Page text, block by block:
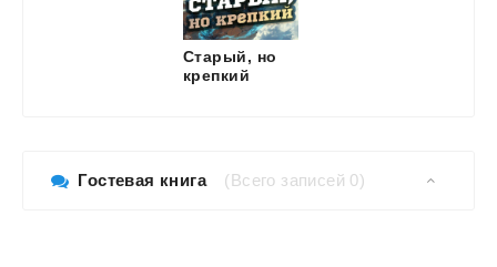
Старый, но
крепкий
Гостевая книга (Всего записей 0)